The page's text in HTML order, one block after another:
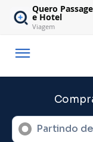
Quero
e Hotel
Viagem
Partindo de